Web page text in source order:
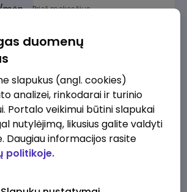
mėn. Prieš mokesčius
rinkodaros specialistas
Kaunas
€/mėn. Prieš mokesčius
duomenų
slapukus (angl. cookies)
analizei, rinkodarai ir turinio
Portalo veikimui būtini slapukai
nutylėjimą, likusius galite valdyti
Daugiau informacijos rasite
politikoje.